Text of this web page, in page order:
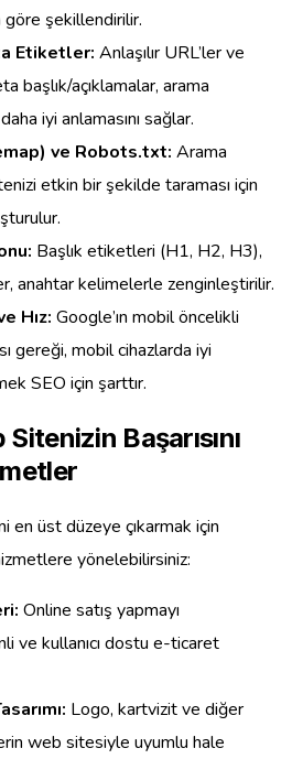
şekillendirilir.
Etiketler: Anlaşılır URL’ler ve
başlık/açıklamalar, arama
iyi anlamasını sağlar.
ve Robots.txt: Arama
etkin bir şekilde taraması için
Başlık etiketleri (H1, H2, H3),
anahtar kelimelerle zenginleştirilir.
Hız: Google’ın mobil öncelikli
gereği, mobil cihazlarda iyi
SEO için şarttır.
Başarısını
üst düzeye çıkarmak için
yönelebilirsiniz:
Online satış yapmayı
ve kullanıcı dostu e-ticaret
Logo, kartvizit ve diğer
web sitesiyle uyumlu hale